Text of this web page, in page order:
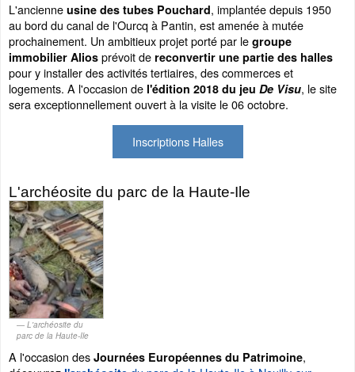
L'ancienne usine des tubes Pouchard, implantée depuis 1950
au bord du canal de l'Ourcq à Pantin, est amenée à mutée
prochainement. Un ambitieux projet porté par le groupe
immobilier Alios prévoit de reconvertir une partie des halles
pour y installer des activités tertiaires, des commerces et
logements. A l'occasion de l'édition 2018 du jeu De Visu, le site
sera exceptionnellement ouvert à la visite le 06 octobre.
Inscriptions Halles
L'archéosite du parc de la Haute-Ile
L'archéosite du
parc de la Haute-Ile
A l'occasion des Journées Européennes du Patrimoine,